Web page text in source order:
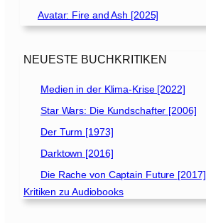
Avatar: Fire and Ash [2025]
NEUESTE BUCHKRITIKEN
Medien in der Klima-Krise [2022]
Star Wars: Die Kundschafter [2006]
Der Turm [1973]
Darktown [2016]
Die Rache von Captain Future [2017]
Kritiken zu Audiobooks